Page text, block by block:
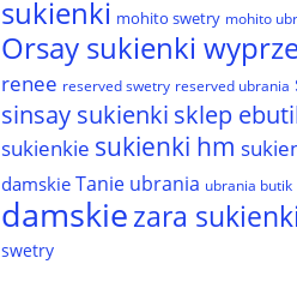
sukienki mohito swetry mohito
Orsay sukienki
renee reserved swetry reserved ubrania
sinsay sukienki sklep
sukienkie sukienki hm
damskie Tanie ubrania ubrania butik
damskiezara sukienki
swetry